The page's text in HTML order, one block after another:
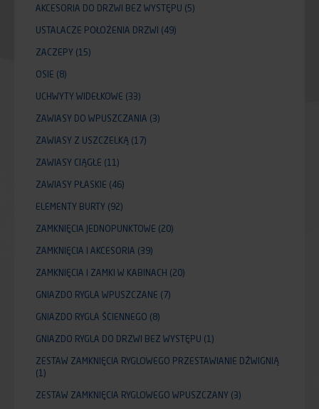
AKCESORIA DO DRZWI BEZ WYSTĘPU (5)
USTALACZE POŁOŻENIA DRZWI (49)
ZACZEPY (15)
OSIE (8)
UCHWYTY WIDEŁKOWE (33)
ZAWIASY DO WPUSZCZANIA (3)
ZAWIASY Z USZCZELKĄ (17)
ZAWIASY CIĄGŁE (11)
ZAWIASY PŁASKIE (46)
ELEMENTY BURTY (92)
ZAMKNIĘCIA JEDNOPUNKTOWE (20)
ZAMKNIĘCIA I AKCESORIA (39)
ZAMKNIĘCIA I ZAMKI W KABINACH (20)
GNIAZDO RYGLA WPUSZCZANE (7)
GNIAZDO RYGLA ŚCIENNEGO (8)
GNIAZDO RYGLA DO DRZWI BEZ WYSTĘPU (1)
ZESTAW ZAMKNIĘCIA RYGLOWEGO PRZESTAWIANIE DŹWIGNIĄ
(1)
ZESTAW ZAMKNIĘCIA RYGLOWEGO WPUSZCZANY (3)